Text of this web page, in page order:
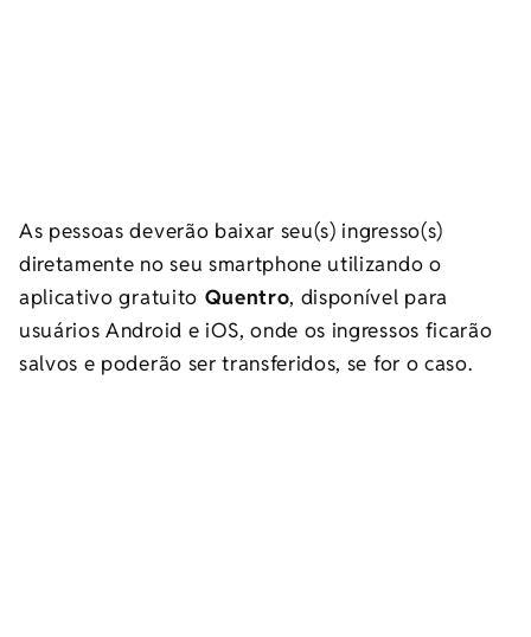
As pessoas deverão baixar seu(s) ingresso(s)
diretamente no seu smartphone utilizando o
aplicativo gratuito Quentro, disponível para
usuários Android e iOS, onde os ingressos ficarão
salvos e poderão ser transferidos, se for o caso.